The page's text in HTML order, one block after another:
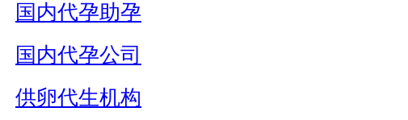
国内代孕助孕
国内代孕公司
供卵代生机构